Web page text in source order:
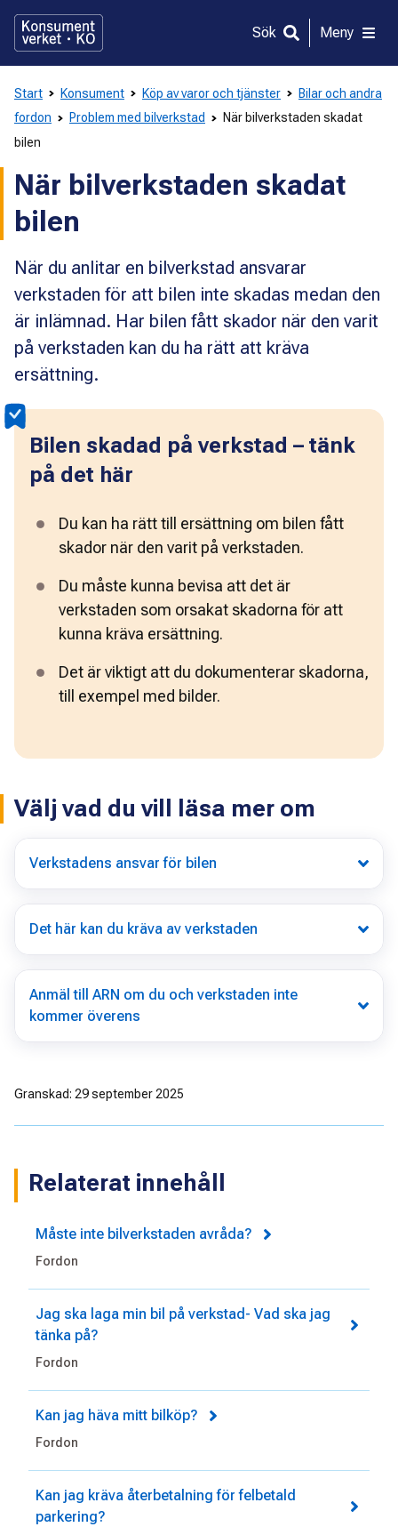
direkt
innehållet
Sök Meny
Start Konsument Köp av varor och tjänster
Bilar och andra
fordon
Problem med bilverkstad
När bilverkstaden skadat
bilen
När bilverkstaden skadat
bilen
När du anlitar en bilverkstad ansvarar
verkstaden för att bilen inte skadas medan den
är inlämnad. Har bilen fått skador när den varit
på verkstaden kan du ha rätt att kräva
ersättning.
Bilen skadad på verkstad – tänk
på det här
Du kan ha rätt till ersättning om bilen fått
skador när den varit på verkstaden.
Du måste kunna bevisa att det är
verkstaden som orsakat skadorna för att
kunna kräva ersättning.
Det är viktigt att du dokumenterar skadorna,
till exempel med bilder.
Välj vad du vill läsa mer om
Verkstadens ansvar för bilen
Det här kan du kräva av verkstaden
Anmäl till ARN om du och verkstaden inte
kommer överens
Granskad: 29 september 2025
Relaterat innehåll
Måste inte bilverkstaden avråda?
Fordon
Jag ska laga min bil på verkstad- Vad ska jag
tänka på?
Fordon
Kan jag häva mitt bilköp?
Fordon
Kan jag kräva återbetalning för felbetald
parkering?